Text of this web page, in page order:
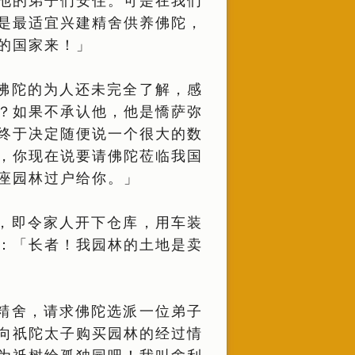
最适宜兴建精舍供养佛陀，
国家来！」
陀的为人还未完全了解，感
如果不承认他，他是憍萨弥
于决定随便说一个很大的数
你现在说要请佛陀莅临我国
园林过户给你。」
即令家人开下仓库，用车装
「长者！我园林的土地是卖
舍，请求佛陀选派一位弟子
祇陀太子购买园林的经过情